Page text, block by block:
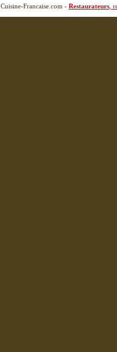
Cuisine-Francaise.com - Restaurateurs ,